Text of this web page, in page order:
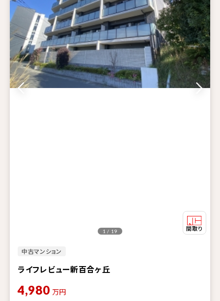
中古マンション
ライフレビュー新百合ヶ丘
1 / 19
4,980 万円